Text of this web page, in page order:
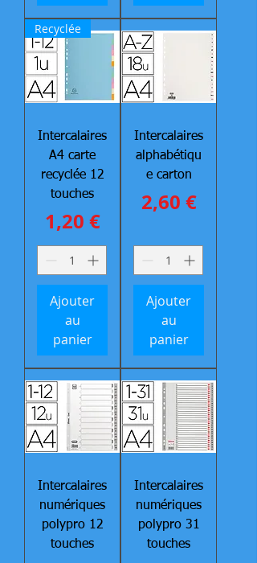
Recyclée
Intercalaires
A4 carte
recyclée 12
touches
Prix
1,20 €
Ajouter
au
panier
Intercalaires
alphabétiqu
e carton
Prix
2,60 €
Ajouter
au
panier
Intercalaires
numériques
polypro 12
touches
Intercalaires
numériques
polypro 31
touches